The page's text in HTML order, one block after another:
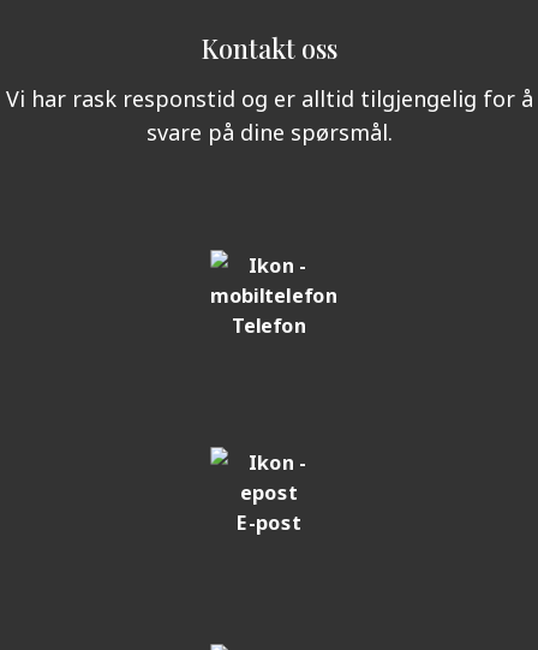
Kontakt oss
Vi har rask responstid og er alltid tilgjengelig for å
svare på dine spørsmål.
Telefon
E-post